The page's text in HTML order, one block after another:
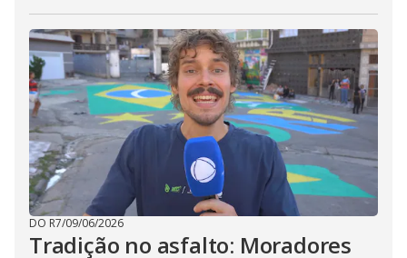
DO R7/09/06/2026
Tradição no asfalto: Moradores